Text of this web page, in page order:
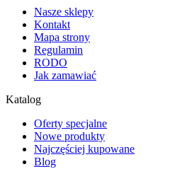
Nasze sklepy
Kontakt
Mapa strony
Regulamin
RODO
Jak zamawiać
Katalog
Oferty specjalne
Nowe produkty
Najczęściej kupowane
Blog